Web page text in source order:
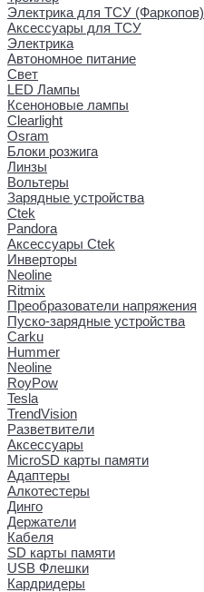
Электрика для ТСУ (Фаркопов)
Аксессуары для ТСУ
Электрика
Автономное питание
Свет
LED Лампы
Ксеноновые лампы
Clearlight
Osram
Блоки розжига
Линзы
Вольтеры
Зарядные устройства
Ctek
Pandora
Аксессуары Ctek
Инверторы
Neoline
Ritmix
Преобразователи напряжения
Пуско-зарядные устройства
Carku
Hummer
Neoline
RoyPow
Tesla
TrendVision
Разветвители
Аксессуары
MicroSD карты памяти
Адаптеры
Алкотестеры
Динго
Держатели
Кабеля
SD карты памяти
USB Флешки
Кардридеры